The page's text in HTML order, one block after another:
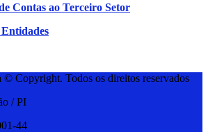
Contas ao Terceiro Setor
© Copyright. Todos os direitos reservados
/ PI
44